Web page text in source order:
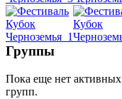
Группы
Пока еще нет активных
групп.